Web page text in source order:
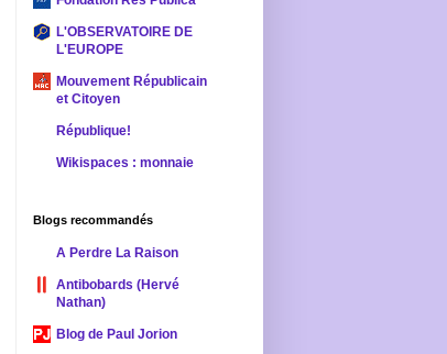
L'OBSERVATOIRE DE
L'EUROPE
Mouvement Républicain
et Citoyen
République!
Wikispaces : monnaie
Blogs recommandés
A Perdre La Raison
Antibobards (Hervé
Nathan)
Blog de Paul Jorion